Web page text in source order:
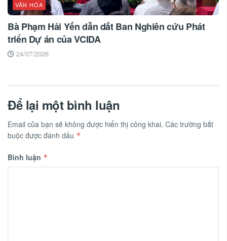
VĂN HÓA
Bà Phạm Hải Yến dẫn dắt Ban Nghiên cứu Phát
triển Dự án của VCIDA
24/07/2026
Để lại một bình luận
Email của bạn sẽ không được hiển thị công khai. Các trường bắt
buộc được đánh dấu *
Bình luận *